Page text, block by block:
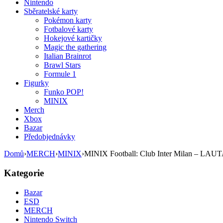
Nintendo
Sběratelské karty
Pokémon karty
Fotbalové karty
Hokejové kartičky
Magic the gathering
Italian Brainrot
Brawl Stars
Formule 1
Figurky
Funko POP!
MINIX
Merch
Xbox
Bazar
Předobjednávky
Domů›MERCH›MINIX›MINIX Football: Club Inter Milan –
Kategorie
Bazar
ESD
MERCH
Nintendo Switch